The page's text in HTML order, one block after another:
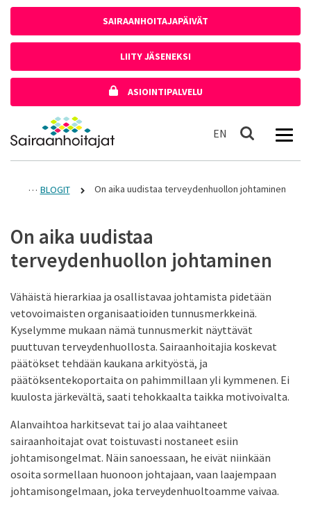
SAIRAANHOITAJAPÄIVÄT
LIITY JÄSENEKSI
ASIOINTIPALVELU
Etusivulle
EN In English
Haku
BLOGIT On aika uudistaa terveydenhuollon johtaminen
On aika uudistaa
terveydenhuollon johtaminen
Vähäistä hierarkiaa ja osallistavaa johtamista pidetään
vetovoimaisten organisaatioiden tunnusmerkkeinä.
Kyselymme mukaan nämä tunnusmerkit näyttävät
puuttuvan terveydenhuollosta. Sairaanhoitajia koskevat
päätökset tehdään kaukana arkityöstä, ja
päätöksentekoportaita on pahimmillaan yli kymmenen. Ei
kuulosta järkevältä, saati tehokkaalta taikka motivoivalta.
Alanvaihtoa harkitsevat tai jo alaa vaihtaneet
sairaanhoitajat ovat toistuvasti nostaneet esiin
johtamisongelmat. Näin sanoessaan, he eivät niinkään
osoita sormellaan huonoon johtajaan, vaan laajempaan
johtamisongelmaan, joka terveydenhuoltoamme vaivaa.